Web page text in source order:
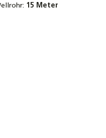
15 Meter